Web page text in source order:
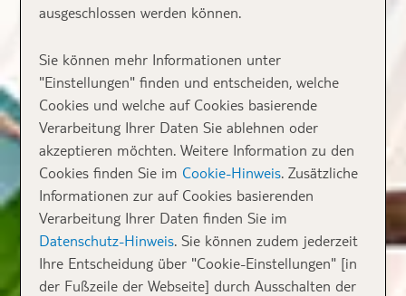
ausgeschlossen werden können.
Sie können mehr Informationen unter
"Einstellungen" finden und entscheiden, welche
Cookies und welche auf Cookies basierende
Verarbeitung Ihrer Daten Sie ablehnen oder
akzeptieren möchten. Weitere Information zu den
Cookies finden Sie im Cookie-Hinweis. Zusätzliche
Informationen zur auf Cookies basierenden
Verarbeitung Ihrer Daten finden Sie im
Datenschutz-Hinweis. Sie können zudem jederzeit
Ihre Entscheidung über "Cookie-Einstellungen" [in
der Fußzeile der Webseite] durch Ausschalten der